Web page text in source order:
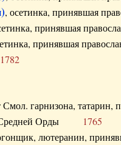
, осетинка, принявшая
принявшая
принявшая
1782
Смол. гарнизона,
Средней Орды 1765
лютеранин,